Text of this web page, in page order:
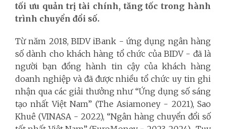
tối ưu quản trị tài chính, tăng tốc trong hành
trình chuyển đổi số.
Từ năm 2018, BIDV iBank - ứng dụng ngân hàng
số dành cho khách hàng tổ chức của BIDV - đã là
người bạn đồng hành tin cậy của khách hàng
doanh nghiệp và đã được nhiều tổ chức uy tin ghi
nhận qua các giải thưởng như “Ứng dụng số sáng
tạo nhất Việt Nam” (The Asiamoney - 2021), Sao
Khuê (VINASA - 2022), “Ngân hàng chuyển đổi số